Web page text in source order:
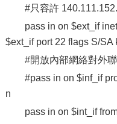
#只容許
pass in on $ext_if
$ext_if port 22 flags S/SA
#開放內部網絡對外
#pass in on $inf_if
n
pass in on $int_if